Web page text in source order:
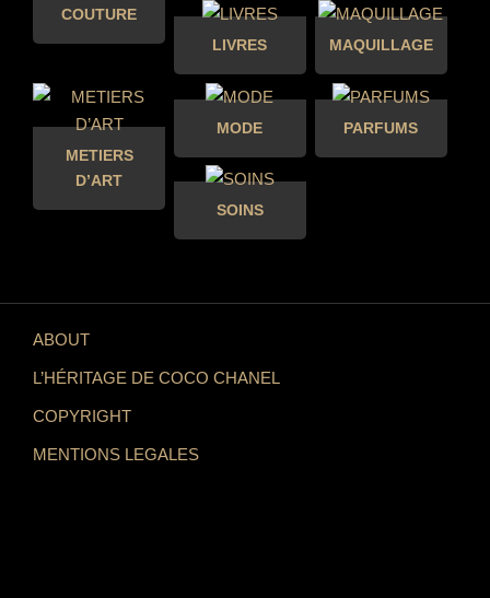
COUTURE
LIVRES MAQUILLAGE
METIERS
D’ART
MODE PARFUMS
SOINS
ABOUT
L’HÉRITAGE DE COCO CHANEL
COPYRIGHT
MENTIONS LEGALES